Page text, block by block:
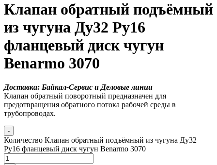
Клапан обратный подъёмный
из чугуна Ду32 Ру16
фланцевый диск чугун
Benarmo 3070
Доставка: Байкал-Сервис и Деловые линии
Клапан обратный поворотный предназначен для
предотвращения обратного потока рабочей среды в
трубопроводах.
-
Количество Клапан обратный подъёмный из чугуна Ду32
Ру16 фланцевый диск чугун Benarmo 3070